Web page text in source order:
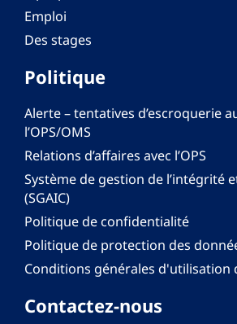
Emploi
Des stages
Politique
Alerte – tentatives d’escroquerie
l’OPS/OMS
Relations d’affaires avec l’OPS
Système de gestion de l’intégrité
(SGAIC)
Politique de confidentialité
Politique de protection des
Conditions générales d'utilisation
Contactez-nous